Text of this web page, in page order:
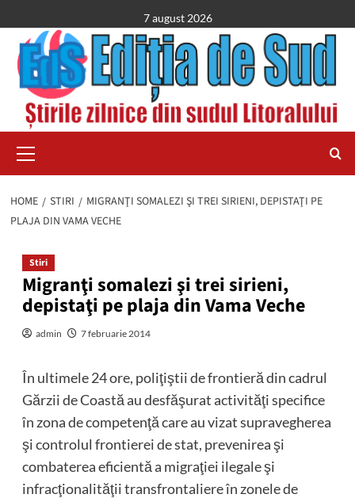
to
content
7 august 2026
Menu
HOME STIRI
MIGRANŢI SOMALEZI ŞI TREI SIRIENI, DEPISTAŢI PE
PLAJA DIN VAMA VECHE
Stiri
Migranţi somalezi şi trei sirieni,
depistaţi pe plaja din Vama Veche
admin 7 februarie 2014
În ultimele 24 ore, poliţiştii de frontieră din cadrul
Gărzii de Coastă au desfăşurat activităţi specifice
în zona de competenţă care au vizat supravegherea
şi controlul frontierei de stat, prevenirea şi
combaterea eficientă a migraţiei ilegale şi
infracţionalităţii transfrontaliere în zonele de